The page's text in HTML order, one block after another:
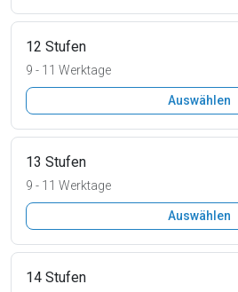
12 Stufen
9 - 11 Werktage
Auswählen
13 Stufen
9 - 11 Werktage
Auswählen
14 Stufen